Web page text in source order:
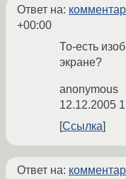
Ответ на:
+00:00
То-есть
экране?
anonymous
12.12.2005
Ссылка
Ответ на: